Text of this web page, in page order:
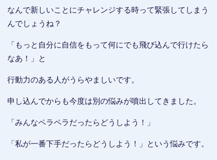
なんで新しいことにチャレンジする時って緊張してしまう
んでしょうね？
「もっと自分に自信をもって何にでも飛び込んで行けたら
なあ！」と
行動力のある人がうらやましいです。
申し込んでからも今度は別の悩みが噴出してきました。
「みんなペラペラだったらどうしよう！」
「私が一番下手だったらどうしよう！」という悩みです。